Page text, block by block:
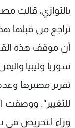
أن موقف هذه
سوريا وليبيا
تقرير مصيرها
للتغيير". ووصفت
وراء التحريض في
شاهد البرامج
الترددات
عن MTV
لاعلاناتكم